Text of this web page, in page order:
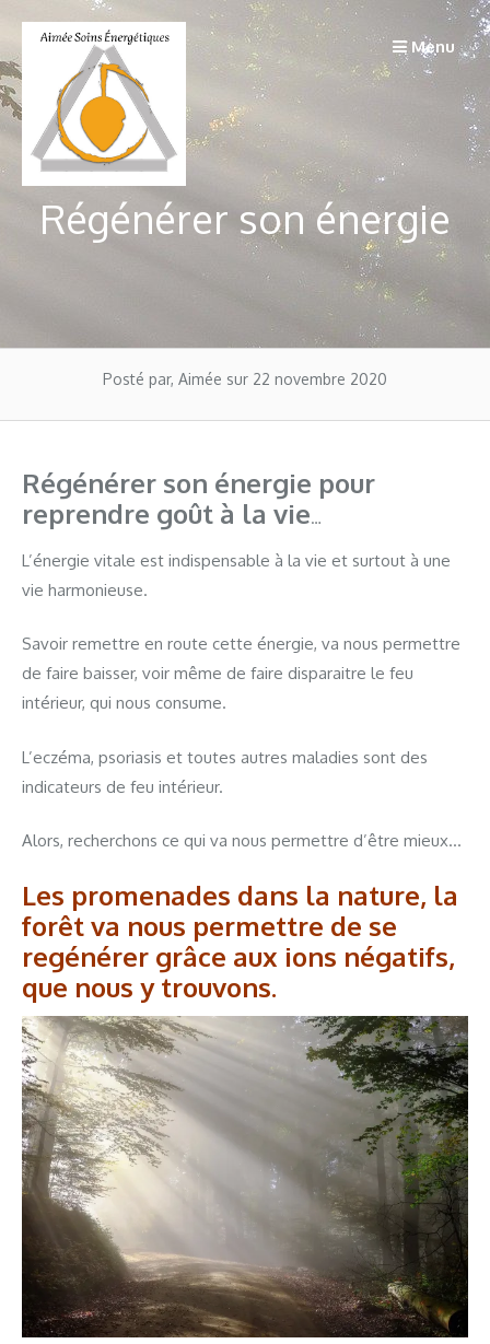
contenu
Menu
Régénérer son énergie
Posté par, Aimée sur 22 novembre 2020
Régénérer son énergie pour
reprendre goût à la vie
L’énergie vitale est indispensable à la vie et surtout à une
vie harmonieuse.
Savoir remettre en route cette énergie, va nous permettre
de faire baisser, voir même de faire disparaitre le feu
intérieur, qui nous consume.
L’eczéma, psoriasis et toutes autres maladies sont des
indicateurs de feu intérieur.
Alors, recherchons ce qui va nous permettre d’être mieux…
Les promenades dans la nature, la
forêt va nous permettre de se
regénérer grâce aux ions négatifs,
que nous y trouvons.